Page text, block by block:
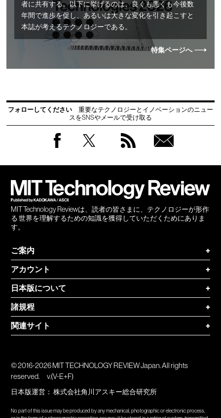
者に共有する。以下に挙げるのは、良くも悪くも今後数
年間で進歩を促し、あるいは大きな変化を引き起こすと
本誌が考えるテクノロジーである。
特集ページへ
フォローしてください
重要なテクノロジーとイノベーションのニュー
スをSNSやメールで受け取る
MIT Technology Reviewは、読者の皆さまに、テクノロジーが形作
る 世界を理解するための知識を獲得していただくためにありま
す。
ご案内
+
アカウント
+
日本版について
+
諸規程
+
関連サイト
+
© 2016-2026 MIT TECHNOLOGY REVIEW Japan. All rights
reserved.
v.(V-E+F)
日本版運営：株式会社角川アスキー総合研究所
No part of this issue may be produced by any mechanical, photographic or electronic process,